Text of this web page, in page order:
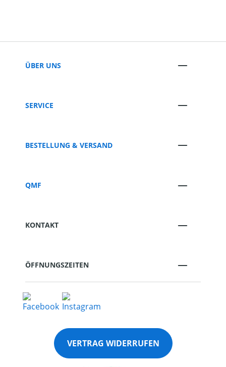
ÜBER UNS
SERVICE
BESTELLUNG & VERSAND
QMF
KONTAKT
ÖFFNUNGSZEITEN
VERTRAG WIDERRUFEN